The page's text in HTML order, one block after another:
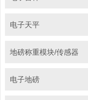
电子天平
地磅称重模块/传感器
电子地磅